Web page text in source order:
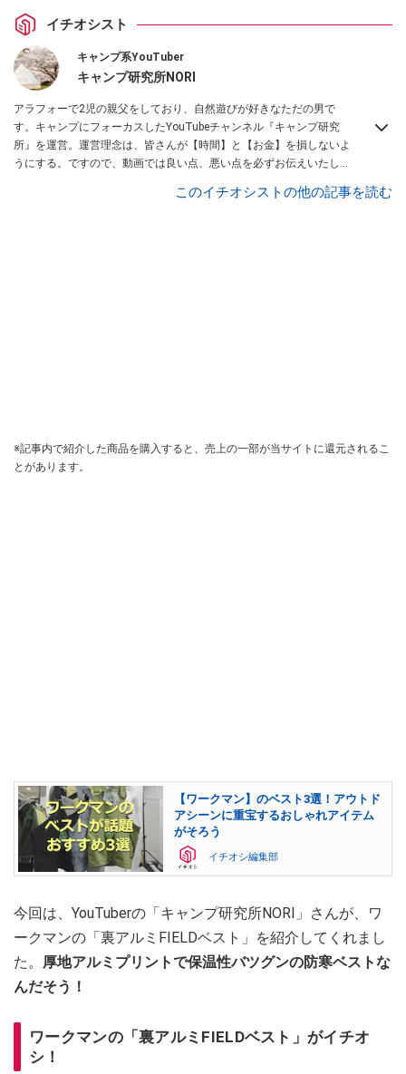
イチオシスト
キャンプ系YouTuber
キャンプ研究所NORI
アラフォーで2児の親父をしており、自然遊びが好きなただの男で
す。キャンプにフォーカスしたYouTubeチャンネル『キャンプ研究
所』を運営。運営理念は、皆さんが【時間】と【お金】を損しないよ
うにする。ですので、動画では良い点、悪い点を必ずお伝えいたしま
このイチオシストの他の記事を読む
※記事内で紹介した商品を購入すると、売上の一部が当サイトに還元されるこ
とがあります。
【ワークマン】のベスト3選！アウトド
アシーンに重宝するおしゃれアイテム
がそろう
イチオシ編集部
今回は、YouTuberの「キャンプ研究所NORI」さんが、ワ
ークマンの「裏アルミFIELDベスト」を紹介してくれまし
た。 厚地アルミプリントで保温性バツグンの防寒ベストな
んだそう！
ワークマンの「裏アルミFIELDベスト」がイチオ
シ！